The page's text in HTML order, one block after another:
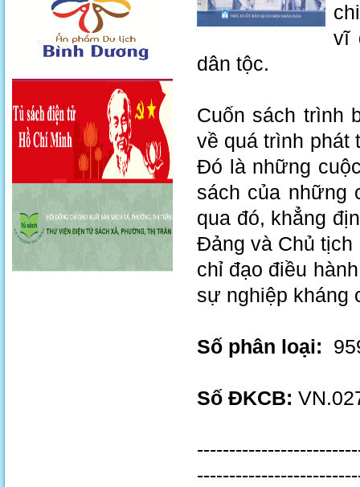
vĩ
dân tộc.
Cuốn sách trình
về quá trình phát
Đó là những
sách của những
qua đó, khẳng
Đảng và Chủ tịch
chỉ đạo điều
sự nghiệp kháng
Số phân loại:
Số ĐKCB: